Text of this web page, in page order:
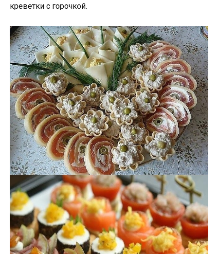
креветки с горочкой.